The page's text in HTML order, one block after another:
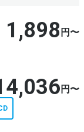
1,898 円〜
円〜